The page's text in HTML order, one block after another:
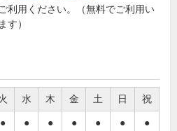
利用ください。（無料でご利用い
す）
水 木 金 土 日 祝
● ● ● ● ● ● ●